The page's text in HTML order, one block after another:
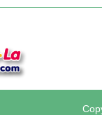
มืองหลวง